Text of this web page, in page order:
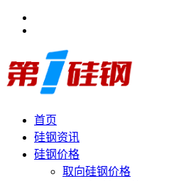
首页
硅钢资讯
硅钢价格
取向硅钢价格